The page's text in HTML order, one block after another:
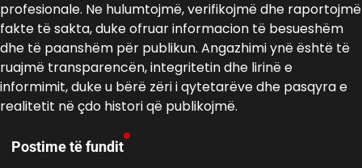
profesionale. Ne hulumtojmë, verifikojmë dhe raportojmë
fakte të sakta, duke ofruar informacion të besueshëm
dhe të paanshëm për publikun. Angazhimi ynë është të
ruajmë transparencën, integritetin dhe lirinë e
informimit, duke u bërë zëri i qytetarëve dhe pasqyra e
realitetit në çdo histori që publikojmë.
Postime të fundit